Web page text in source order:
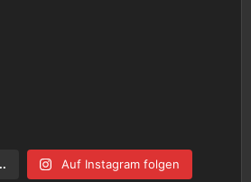
Auf Instagram folgen